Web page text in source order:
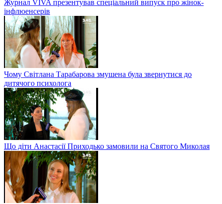
Журнал VIVA презентував спеціальний випуск про жінок-
інфлюенсерів
Чому Світлана Тарабарова змушена була звернутися до
дитячого психолога
Що діти Анастасії Приходько замовили на Святого Миколая